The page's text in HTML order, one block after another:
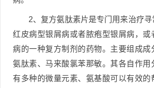
2、复方氨肽素片是专门用来治疗
红皮病型银屑病或者脓疱型银屑病，或
病的一种复方制剂的药物。主要组成成
氨肽素、马来酸氯苯那敏。其各自作用
有多种的微量元素、氨基酸可以有效的